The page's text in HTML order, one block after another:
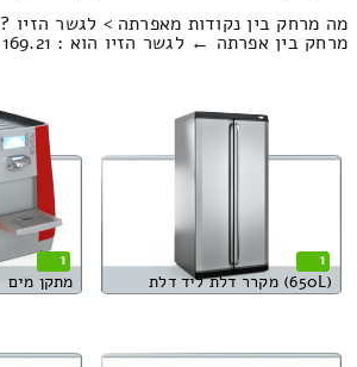
מה מרחק בין נקודות מאפרתה > לגשר הזיו ?
מרחק בין אפרתה ← לגשר הזיו הוא : 169.21 קילומטרים
1
(650L) מקרר דלת ליד דלת
1
מתקן מים